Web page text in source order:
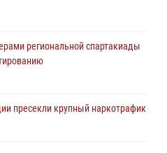
региональной спартакиады
пресекли крупный наркотрафик